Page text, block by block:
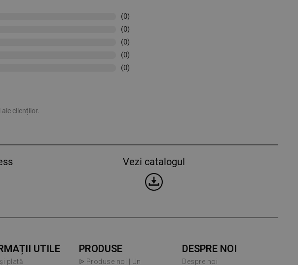
(0)
(0)
(0)
(0)
(0)
clienților.
Vezi catalogul
UTILE
plată
PRODUSE
ᐉ Produse noi | Un
DESPRE NOI
Despre noi